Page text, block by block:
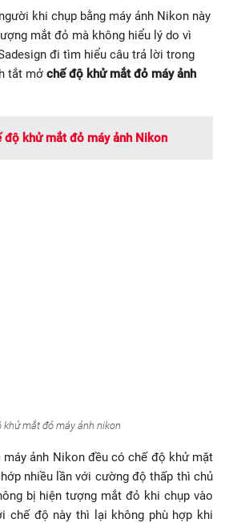
khi chụp bằng máy ảnh Nikon này
mắt đỏ mà không hiểu lý do vì
đi tìm hiểu câu trả lời trong
tắt mở chế độ khử mắt đỏ máy ảnh
độ khử mắt đỏ máy ảnh Nikon
khử mắt đỏ máy ảnh nikon
máy ảnh Nikon đều có chế độ khử mặt
nhiều lần với cường độ thấp thì chủ
bị hiện tượng mắt đỏ khi chụp vào
chế độ này thì lại không phù hợp khi